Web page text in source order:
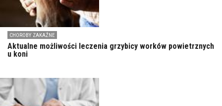
CHOROBY ZAKAŹNE
Aktualne możliwości leczenia grzybicy worków powietrznych
u koni